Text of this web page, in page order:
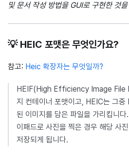
및 문서 작성 방법을 GUI로 구현한 것
💡 HEIC 포맷은 무엇인가요?
참고: Heic 확장자는 무엇일까?
HEIF(High Efficiency Image File
지 컨테이너 포맷이고, HEIC는 그중
된 이미지를 담은 파일을 가리킵니
이패드로 사진을 찍은 경우 해당 사
저장되게 됩니다.